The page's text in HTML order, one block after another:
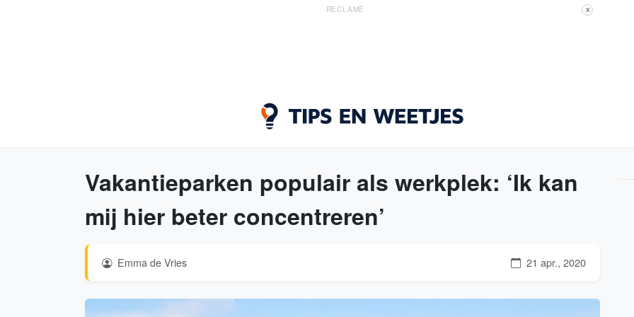
RECLAME X
Vakantieparken populair als werkplek: ‘Ik kan
mij hier beter concentreren’
Emma de Vries 21 apr., 2020